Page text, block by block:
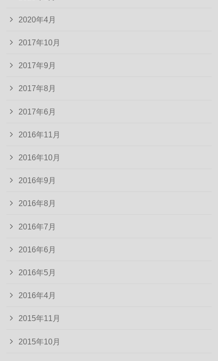
2020年4月
2017年10月
2017年9月
2017年8月
2017年6月
2016年11月
2016年10月
2016年9月
2016年8月
2016年7月
2016年6月
2016年5月
2016年4月
2015年11月
2015年10月